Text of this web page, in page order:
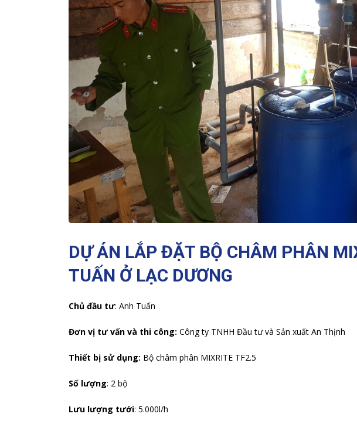
DỰ ÁN LẮP ĐẶT BỘ CHÂM PHÂN
TUẤN Ở LẠC DƯƠNG
Chủ đầu tư: Anh Tuấn
Đơn vị tư vấn và thi công: Công ty TNHH Đầu tư và Sản xuất An Thịnh
Thiết bị sử dụng: Bộ châm phân MIXRITE TF2.5
Số lượng: 2 bộ
Lưu lượng tưới: 5.000l/h